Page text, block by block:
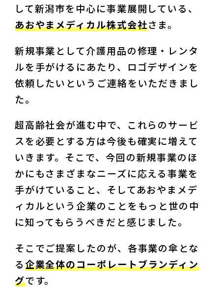
して新潟市を中心に事業展開している、
あおやまメディカル株式会社さま。
新規事業として介護用品の修理・レンタ
ルを手がけるにあたり、ロゴデザインを
依頼したいというご連絡をいただきまし
た。
超高齢社会が進む中で、これらのサービ
スを必要とする方は今後も確実に増えて
いきます。そこで、今回の新規事業のほ
かにもさまざまなニーズに応える事業を
手がけていること、そしてあおやまメデ
ィカルという企業のことをもっと世の中
に知ってもらうべきだと感じました。
そこでご提案したのが、各事業の傘とな
る企業全体のコーポレートブランディン
グです。